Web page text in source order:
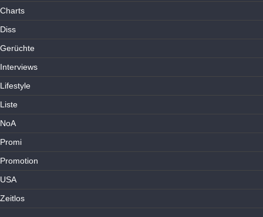
Charts
Diss
Gerüchte
Interviews
Lifestyle
Liste
NoA
Promi
Promotion
USA
Zeitlos